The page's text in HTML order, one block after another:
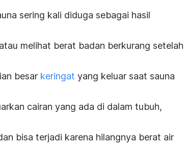
sering kali diduga sebagai hasil
melihat berat badan berkurang setelah
besar keringat yang keluar saat sauna
cairan yang ada di dalam tubuh,
bisa terjadi karena hilangnya berat air